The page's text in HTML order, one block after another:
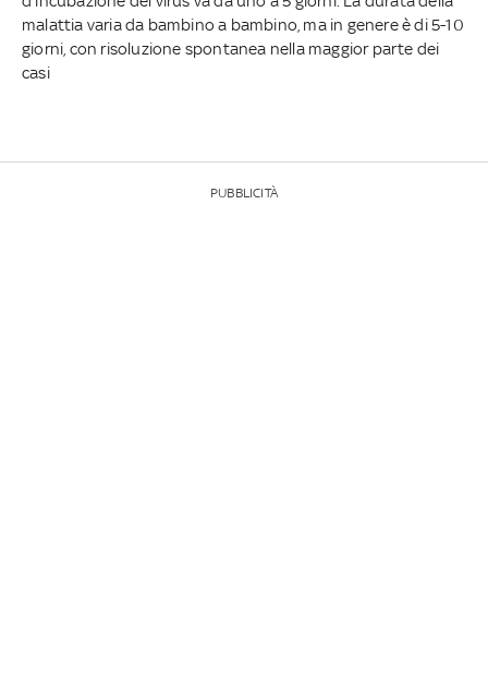
malattia varia da bambino a bambino, ma in genere è di 5-10
giorni, con risoluzione spontanea nella maggior parte dei
casi
PUBBLICITÀ